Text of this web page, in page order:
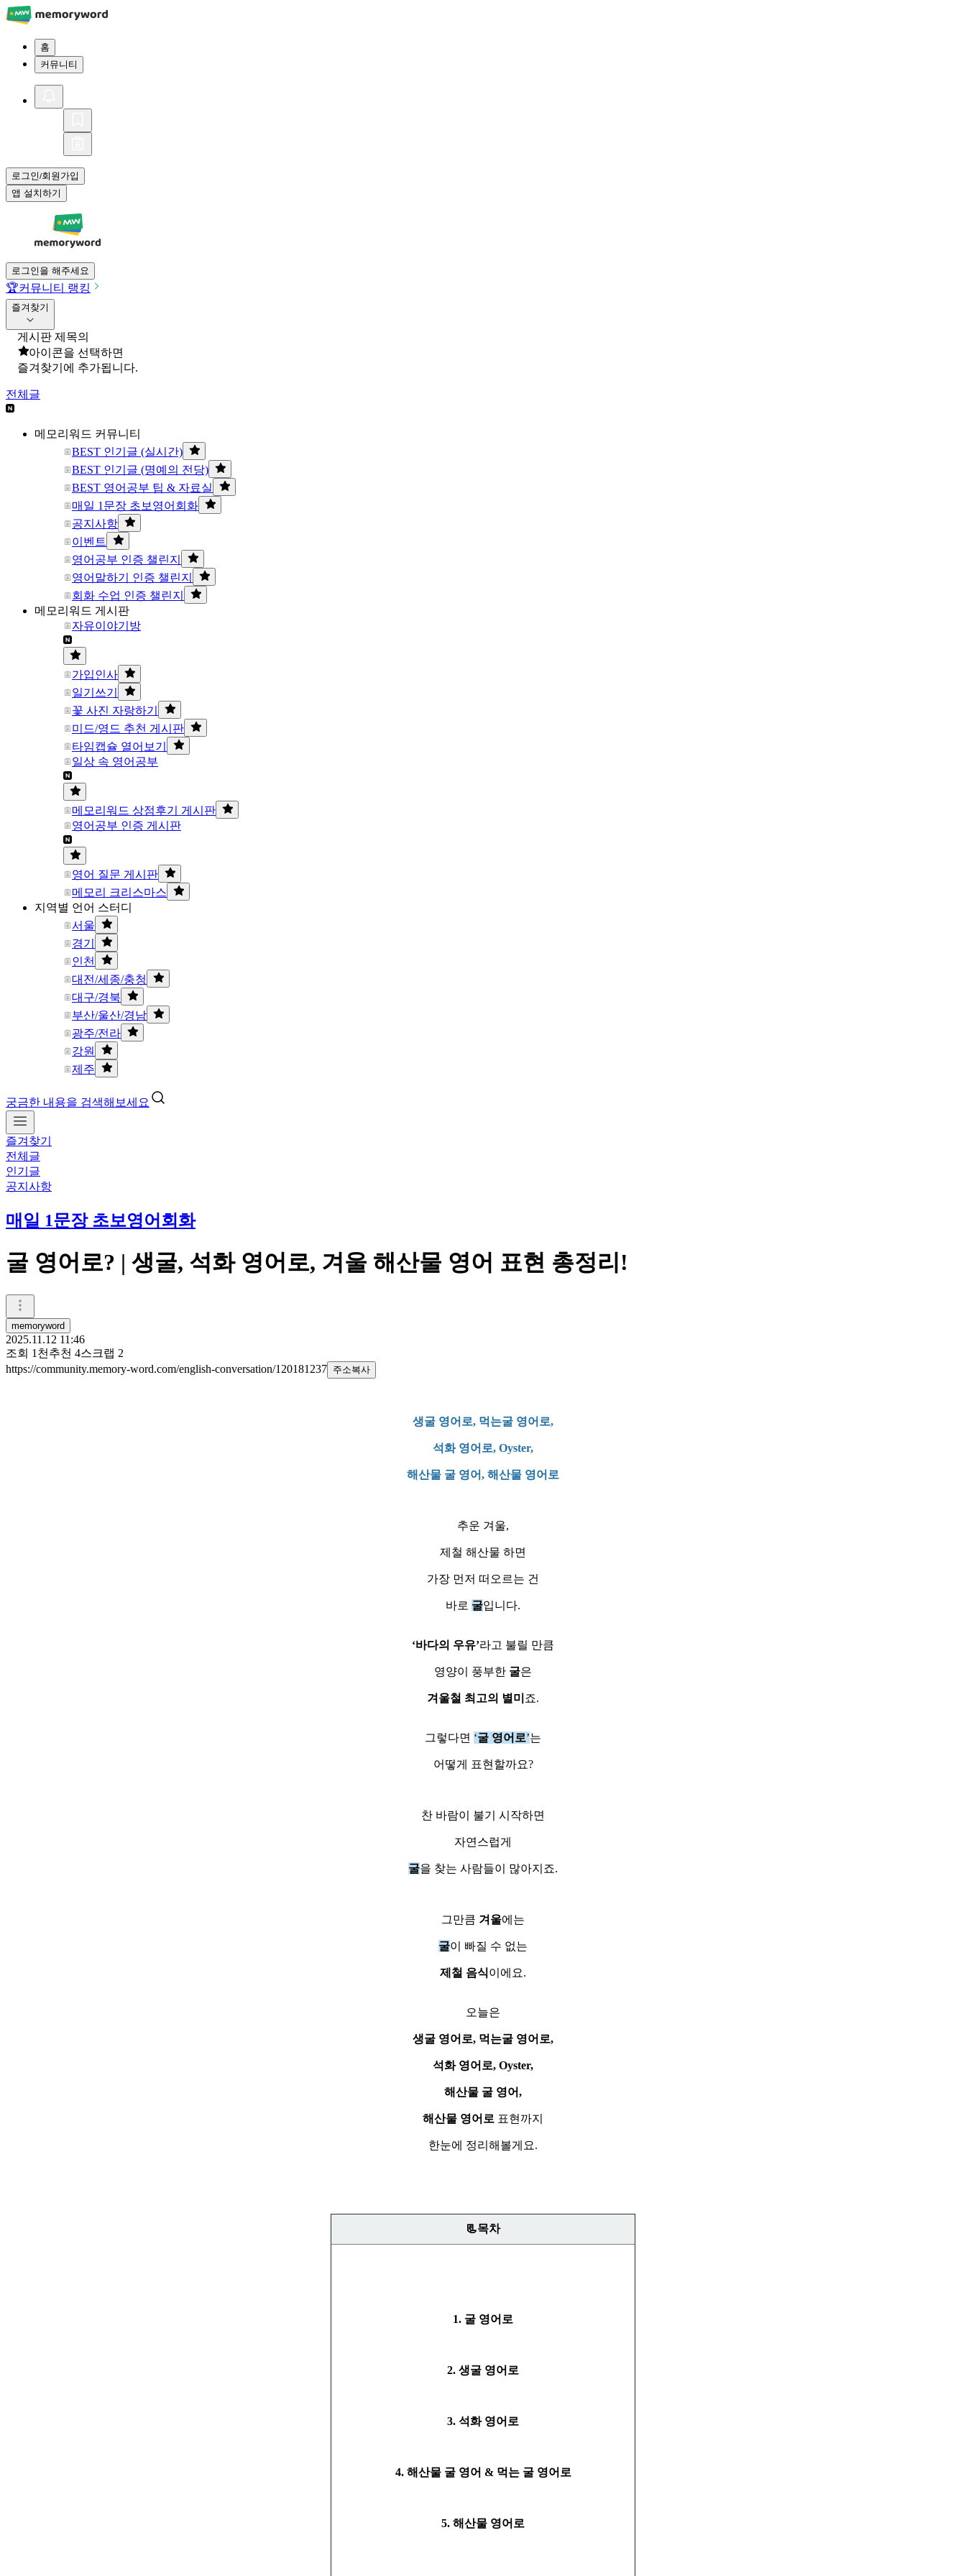
홈
커뮤니티
로그인/회원가입
앱 설치하기
로그인을 해주세요
🏆커뮤니티 랭킹
즐겨찾기
게시판 제목의
아이콘을 선택하면
즐겨찾기에 추가됩니다.
전체글
메모리워드 커뮤니티
BEST 인기글 (실시간)
BEST 인기글 (명예의 전당)
BEST 영어공부 팁 & 자료실
매일 1문장 초보영어회화
공지사항
이벤트
영어공부 인증 챌린지
영어말하기 인증 챌린지
회화 수업 인증 챌린지
메모리워드 게시판
자유이야기방
가입인사
일기쓰기
꽃 사진 자랑하기
미드/영드 추천 게시판
타임캡슐 열어보기
일상 속 영어공부
메모리워드 상점후기 게시판
영어공부 인증 게시판
영어 질문 게시판
메모리 크리스마스
지역별 언어 스터디
서울
경기
인천
대전/세종/충청
대구/경북
부산/울산/경남
광주/전라
강원
제주
궁금한 내용을 검색해보세요
즐겨찾기
전체글
인기글
공지사항
매일 1문장 초보영어회화
굴 영어로? | 생굴, 석화 영어로, 겨울 해산물 영어 표현 총정리!
memoryword
2025.11.12 11:46
조회 1천 추천 4스크랩 2
https://community.memory-word.com/english-conversation/120181237 주소복사
생굴 영어로, 먹는굴 영어로,
석화 영어로, Oyster,
해산물 굴 영어, 해산물 영어로
추운 겨울,
제철 해산물 하면
가장 먼저 떠오르는 건
바로 굴입니다.
‘바다의 우유’라고 불릴 만큼
영양이 풍부한 굴은
겨울철 최고의 별미 죠.
그렇다면 ‘굴 영어로’는
어떻게 표현할까요?
찬 바람이 불기 시작하면
자연스럽게
굴을 찾는 사람들이 많아지죠.
그만큼 겨울에는
굴이 빠질 수 없는
제철 음식이에요.
오늘은
생굴 영어로, 먹는굴 영어로,
석화 영어로, Oyster,
해산물 굴 영어,
해산물 영어로 표현까지
한눈에 정리해볼게요.
📃목차
1. 굴 영어로
2. 생굴 영어로
3. 석화 영어로
4. 해산물 굴 영어 & 먹는 굴 영어로
5. 해산물 영어로